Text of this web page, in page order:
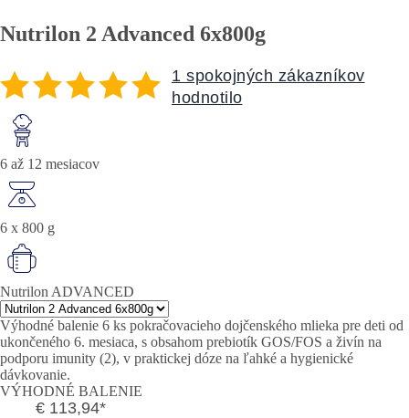
Nutrilon 2 Advanced 6x800g
1 spokojných zákazníkov
hodnotilo
6 až 12 mesiacov
6 x 800 g
Nutrilon ADVANCED
Výhodné balenie 6 ks pokračovacieho dojčenského mlieka pre deti od
ukončeného 6. mesiaca, s obsahom prebiotík GOS/FOS a živín na
podporu imunity (2), v praktickej dóze na ľahké a hygienické
dávkovanie.
VÝHODNÉ BALENIE
€ 113,94*